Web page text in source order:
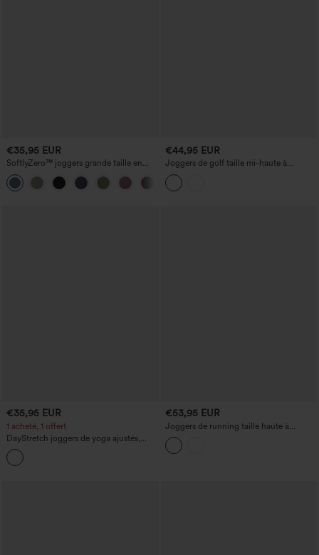
€35,95 EUR
SoftlyZero™ joggers grande taille en
peluche — taille haute, cordon de
serrage, avec poches, uni, longueur
complète
€44,95 EUR
Joggers de golf taille mi-haute à
cordon, séchage rapide, toucher
rafraîchissant, avec poches — UPF40+
€35,95 EUR
1 acheté, 1 offert
DayStretch joggers de yoga ajustés,
taille mi-haute, avec poches
€53,95 EUR
Joggers de running taille haute à
cordon intérieur avec œillet, 2-en-1,
ourlet zippé, séchage rapide, avec
poches